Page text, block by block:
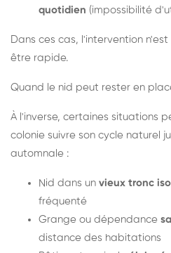
quotidien (impossibilité
Dans ces cas, l'intervention
être rapide.
Quand le nid peut rester en
À l'inverse, certaines situations
colonie suivre son cycle naturel
automnale :
Nid dans un vieux tronc
fréquenté
Grange ou dépendance
distance des habitations